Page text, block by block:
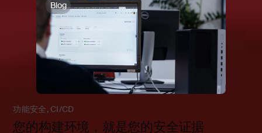
Blog
功能安全, CI/CD
您的构建环境，就是您的安全证据